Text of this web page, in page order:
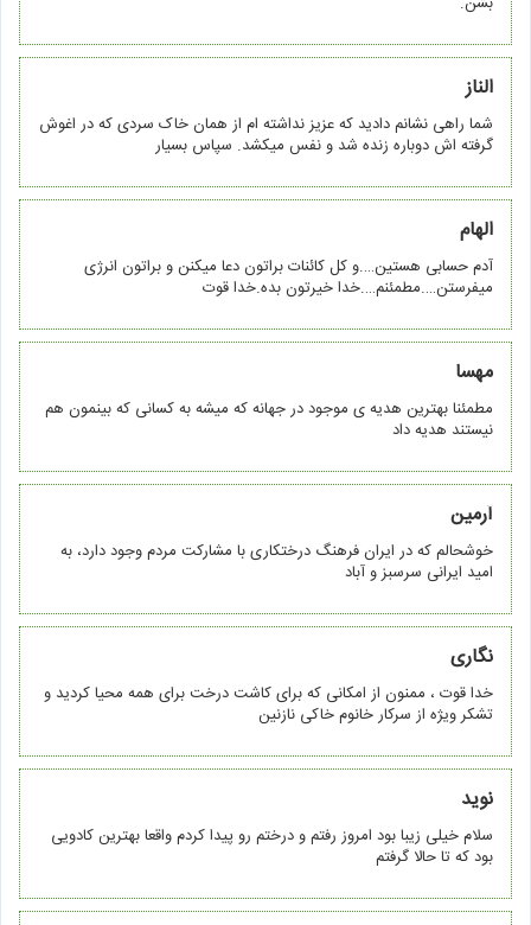
الناز
شما راهی نشانم دادید که عزیز نداشته ام از همان خاک سردی که در اغوش
گرفته اش دوباره زنده شد و نفس میکشد. سپاس بسیار
الهام
آدم حسابی هستین….و کل کائنات براتون دعا میکنن و براتون انرژی
میفرستن….مطمئنم….خدا خیرتون بده.خدا قوت
مهسا
مطمئنا بهترین هدیه ی موجود در جهانه که میشه به کسانی که بینمون هم
نیستند هدیه داد
آرمین
خوشحالم که در ایران فرهنگ درختکاری با مشارکت مردم وجود دارد، به
امید ایرانی سرسبز و آباد
نگاری
خدا قوت ، ممنون از امکانی که برای کاشت درخت برای همه محیا کردید و
تشکر ویژه از سرکار خانوم خاکی نازنین
نوید
سلام خیلی زیبا بود امروز رفتم و درختم رو پیدا کردم واقعا بهترین کادویی
بود که تا حالا گرفتم